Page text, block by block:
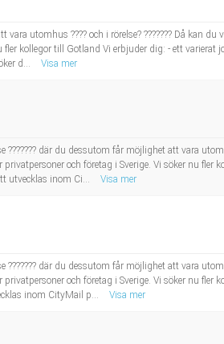
utomhus ???? och i rörelse? ??????? Då kan
kollegor till Gotland Vi erbjuder dig: - ett
d...
Visa mer
där du dessutom får möjlighet att vara
och företag i Sverige. Vi söker nu fler
utvecklas inom Ci...
Visa mer
där du dessutom får möjlighet att vara
och företag i Sverige. Vi söker nu fler
inom CityMail p...
Visa mer